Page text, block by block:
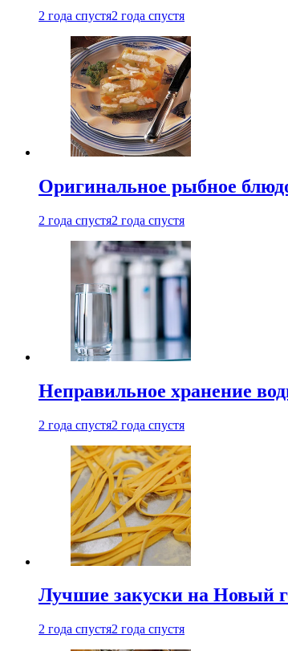
2 года спустя2 года спустя
Оригинальное рыбное
2 года спустя2 года спустя
Неправильное хранение
2 года спустя2 года спустя
Лучшие закуски на Новый
2 года спустя2 года спустя